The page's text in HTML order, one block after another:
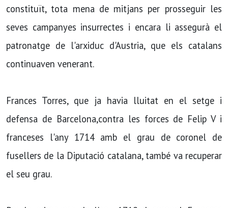
constituït, tota mena de mitjans per prosseguir les
seves campanyes insurrectes i encara li assegurà el
patronatge de l'arxiduc d'Austria, que els catalans
continuaven venerant.
Frances Torres, que ja havia lluitat en el setge i
defensa de Barcelona,contra les forces de Felip V i
franceses l'any 1714 amb el grau de coronel de
fusellers de la Diputació catalana, també va recuperar
el seu grau.